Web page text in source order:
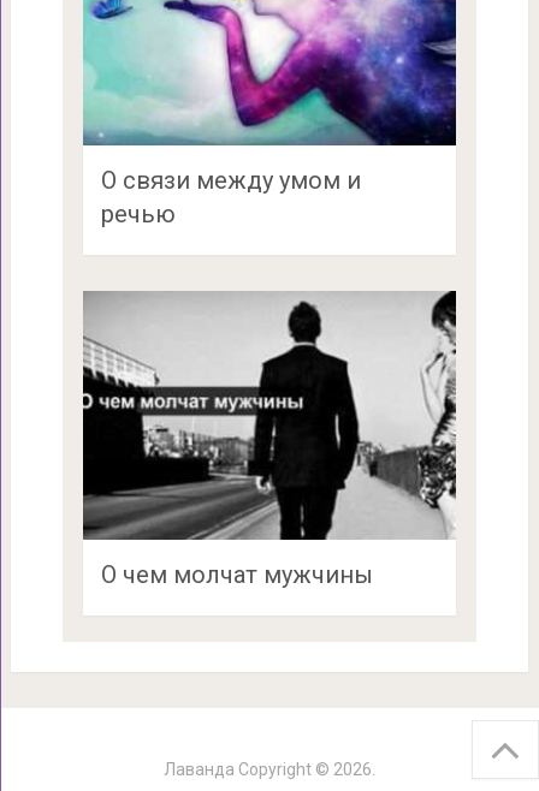
О связи между умом и
речью
О чем молчат мужчины
Лаванда Copyright © 2026.